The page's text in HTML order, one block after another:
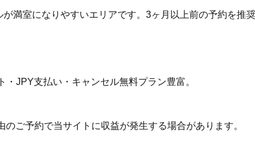
満室になりやすいエリアです。3ヶ月以上前の予約を推
JPY支払い・キャンセル無料プラン豊富。
ご予約で当サイトに収益が発生する場合があります。